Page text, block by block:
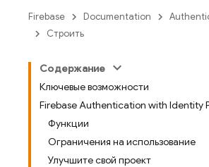
Firebase Documentation
Строить
Содержание
Ключевые возможности
Firebase Authentication with Identity
Функции
Ограничения на использование
Улучшите свой проект